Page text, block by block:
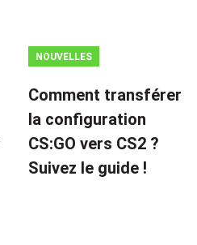
NOUVELLES
Comment transférer
la configuration
CS:GO vers CS2 ?
Suivez le guide !